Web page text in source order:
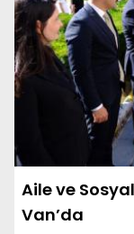
Aile ve
Van’da